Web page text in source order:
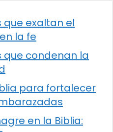
que exaltan el
la fe
que condenan la
para fortalecer
en la Biblia: